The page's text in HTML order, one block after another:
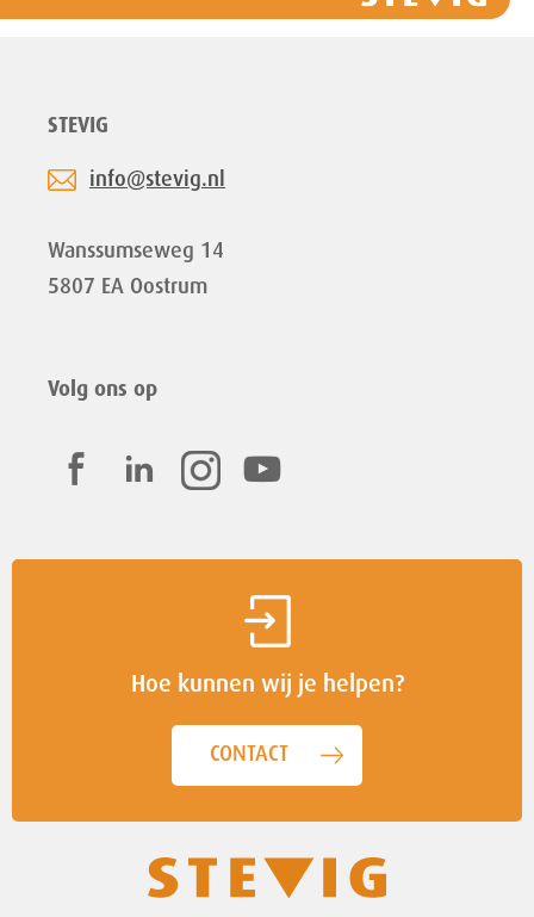
STEVIG
info@stevig.nl
Wanssumseweg 14
5807 EA Oostrum
Volg ons op
Hoe kunnen wij je helpen?
CONTACT